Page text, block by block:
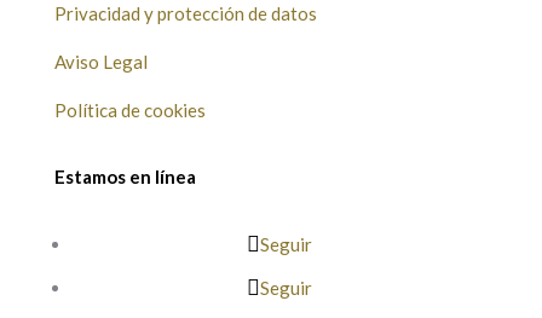
Privacidad y protección de datos
Aviso Legal
Política de cookies
Estamos en línea
Seguir
Seguir